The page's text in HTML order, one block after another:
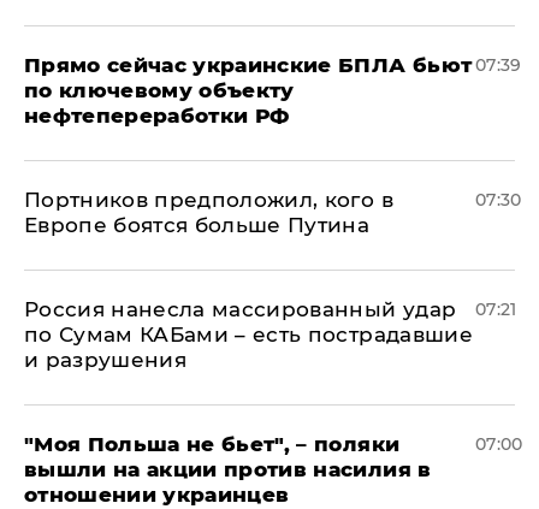
Прямо сейчас украинские БПЛА бьют
по ключевому объекту
нефтепереработки РФ
07:39
Портников предположил, кого в
Европе боятся больше Путина
07:30
Россия нанесла массированный удар
по Сумам КАБами – есть пострадавшие
и разрушения
07:21
"Моя Польша не бьет", – поляки
вышли на акции против насилия в
отношении украинцев
07:00